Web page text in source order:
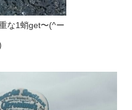
な1蛸get〜(^ー